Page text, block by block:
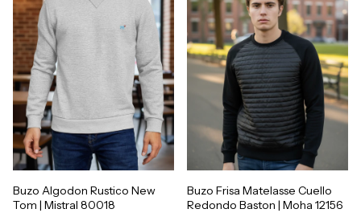
Buzo Algodon Rustico New
Tom | Mistral 80018
Buzo Frisa Matelasse Cuello
Redondo Baston | Moha 12156